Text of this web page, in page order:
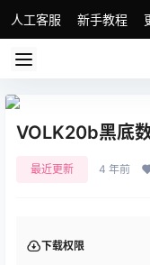
人工客服 新手教程
VOLK20b黑底
最近更新 4 年前
下载权限